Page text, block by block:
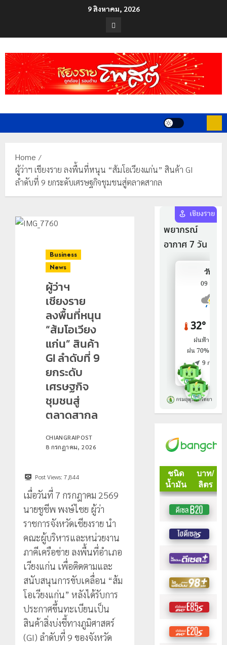
9 สิงหาคม, 2026
Facebook
Home
ผู้ว่าฯ เชียงราย ลงพื้นที่หนุน “ส้มโอเวียงแก่น” สินค้า GI
ลำดับที่ 9 ยกระดับเศรษฐกิจชุมชนสู่ตลาดสากล
Business
News
ผู้ว่าฯ
เชียงราย
ลงพื้นที่หนุน
“ส้มโอเวียง
แก่น” สินค้า
GI ลำดับที่ 9
ยกระดับ
เศรษฐกิจ
ชุมชนสู่
ตลาดสากล
CHIANGRAIPOST
8 กรกฎาคม, 2026
Post Views: 7,844
เมื่อวันที่ 7 กรกฎาคม 2569
นายชูชีพ พงษ์ไชย ผู้ว่า
ราชการจังหวัดเชียงราย นำ
คณะผู้บริหารและหน่วยงาน
ภาคีเครือข่าย ลงพื้นที่อำเภอ
เวียงแก่น เพื่อติดตามและ
สนับสนุนการขับเคลื่อน “ส้ม
โอเวียงแก่น” หลังได้รับการ
ประกาศขึ้นทะเบียนเป็น
สินค้าสิ่งบ่งชี้ทางภูมิศาสตร์
(GI) ลำดับที่ 9 ของจังหวัด